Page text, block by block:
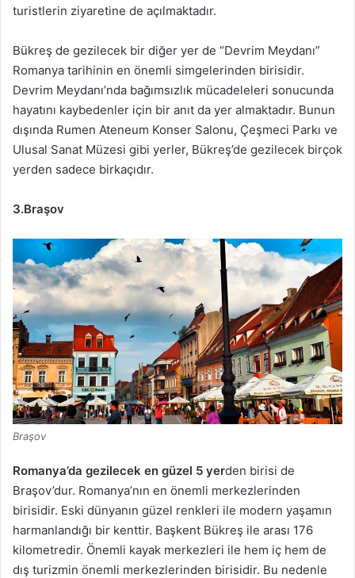
turistlerin ziyaretine de açılmaktadır.
Bükreş de gezilecek bir diğer yer de “Devrim Meydanı”
Romanya tarihinin en önemli simgelerinden birisidir.
Devrim Meydanı’nda bağımsızlık mücadeleleri sonucunda
hayatını kaybedenler için bir anıt da yer almaktadır. Bunun
dışında Rumen Ateneum Konser Salonu, Çeşmeci Parkı ve
Ulusal Sanat Müzesi gibi yerler, Bükreş’de gezilecek birçok
yerden sadece birkaçıdır.
3.Braşov
Braşov
Romanya’da gezilecek en güzel 5 yerden birisi de
Braşov’dur. Romanya’nın en önemli merkezlerinden
birisidir. Eski dünyanın güzel renkleri ile modern yaşamın
harmanlandığı bir kenttir. Başkent Bükreş ile arası 176
kilometredir. Önemli kayak merkezleri ile hem iç hem de
dış turizmin önemli merkezlerinden birisidir. Bu nedenle